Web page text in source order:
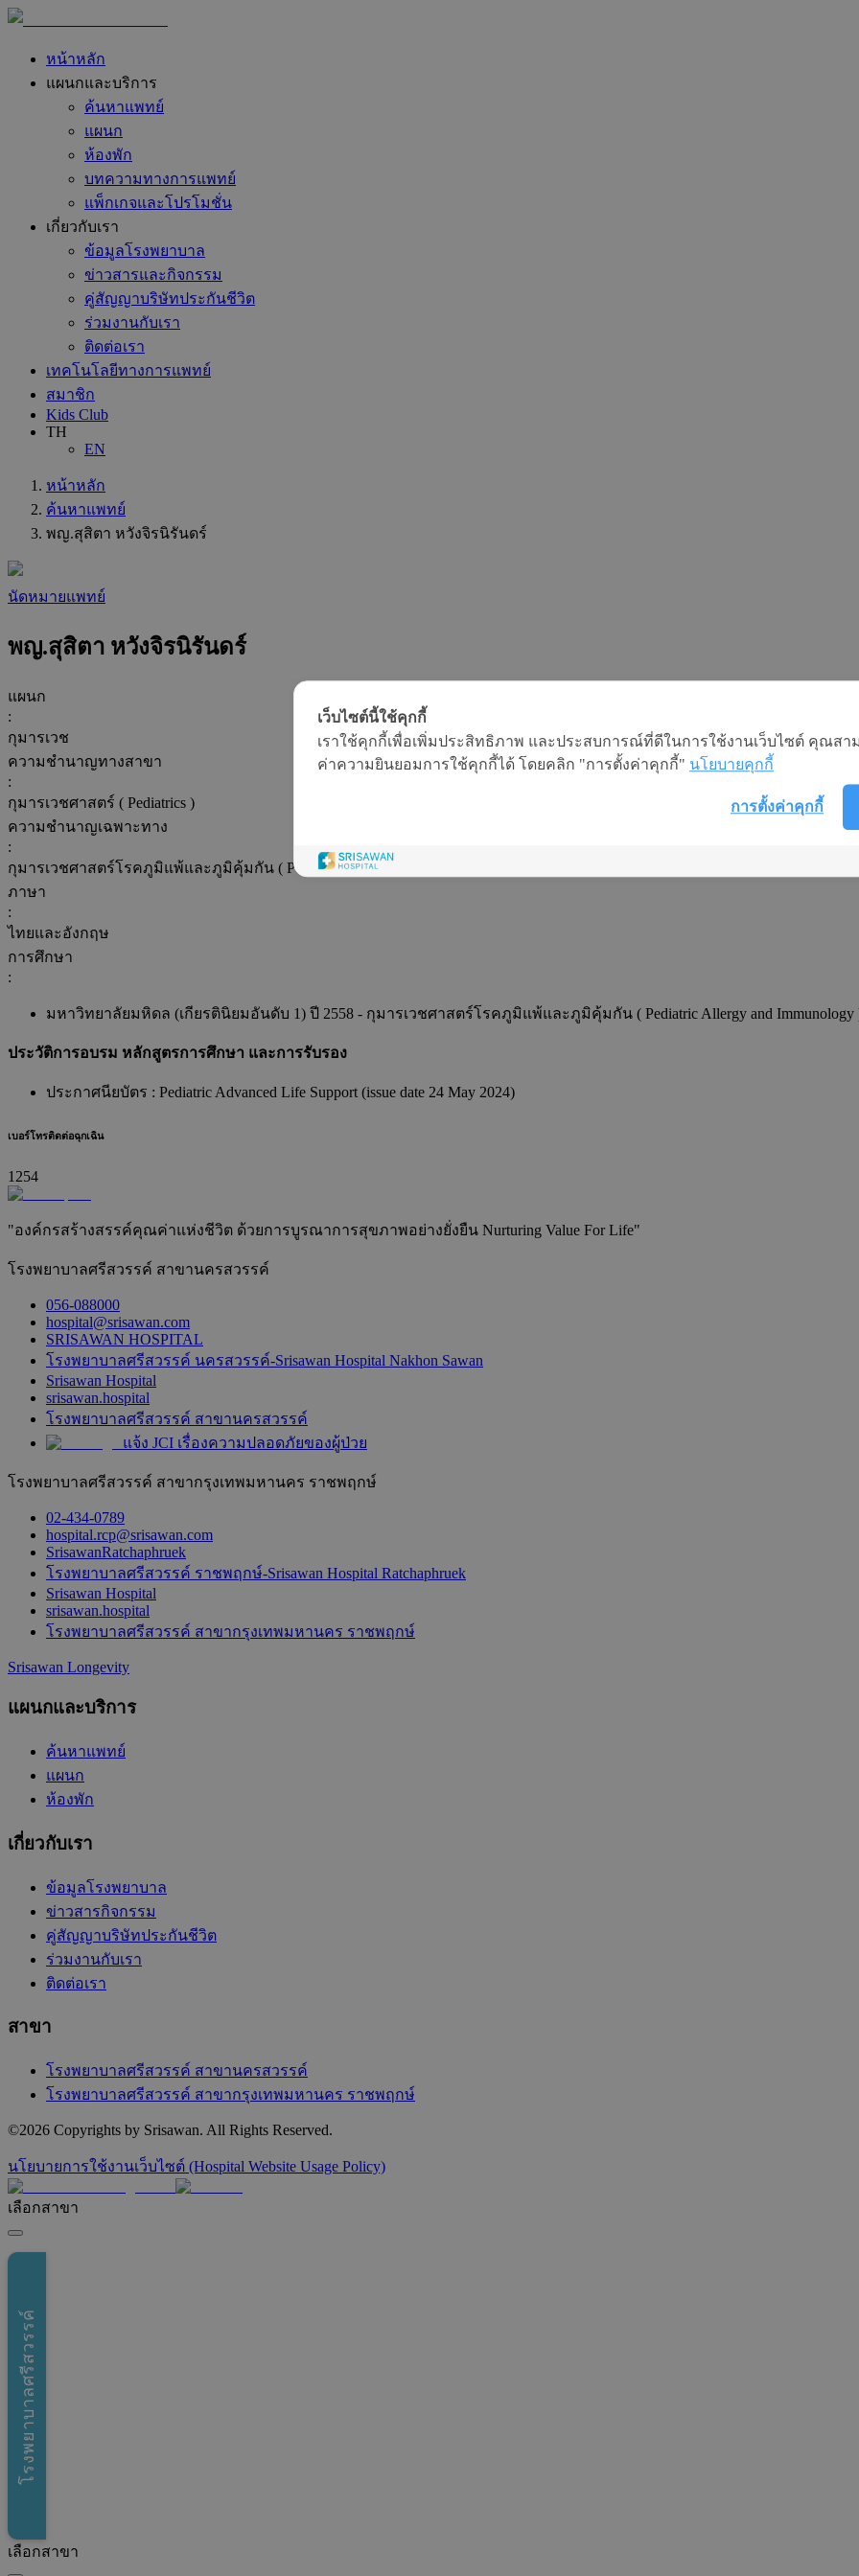
หน้าหลัก
แผนกและบริการ
ค้นหาแพทย์
แผนก
ห้องพัก
บทความทางการแพทย์
แพ็กเกจและโปรโมชั่น
เกี่ยวกับเรา
ข้อมูลโรงพยาบาล
ข่าวสารและกิจกรรม
คู่สัญญาบริษัทประกันชีวิต
ร่วมงานกับเรา
ติดต่อเรา
เทคโนโลยีทางการแพทย์
สมาชิก
Kids Club
TH
EN
หน้าหลัก
ค้นหาแพทย์
พญ.สุสิตา หวังจิรนิรันดร์
นัดหมายแพทย์
พญ.สุสิตา หวังจิรนิรันดร์
แผนก
:
กุมารเวช
ความชำนาญทางสาขา
:
กุมารเวชศาสตร์ ( Pediatrics )
ความชำนาญเฉพาะทาง
:
กุมารเวชศาสตร์โรคภูมิแพ้และภูมิคุ้มกัน ( Pediatric Allergy and Immunology )
ภาษา
:
ไทยและอังกฤษ
การศึกษา
:
มหาวิทยาลัยมหิดล (เกียรตินิยมอันดับ 1) ปี 2558 - กุมารเวชศาสตร์โรคภูมิแพ้และภูมิคุ้มกัน ( Pediatric Allergy and Immunology
ประวัติการอบรม หลักสูตรการศึกษา และการรับรอง
ประกาศนียบัตร : Pediatric Advanced Life Support (issue date 24 May 2024)
เบอร์โทรติดต่อฉุกเฉิน
1254
"องค์กรสร้างสรรค์คุณค่าแห่งชีวิต ด้วยการบูรณาการสุขภาพอย่างยั่งยืน Nurturing Value For Life"
โรงพยาบาลศรีสวรรค์ สาขานครสวรรค์
056-088000
hospital@srisawan.com
SRISAWAN HOSPITAL
โรงพยาบาลศรีสวรรค์ นครสวรรค์-Srisawan Hospital Nakhon Sawan
Srisawan Hospital
srisawan.hospital
โรงพยาบาลศรีสวรรค์ สาขานครสวรรค์
แจ้ง JCI เรื่องความปลอดภัยของผู้ป่วย
โรงพยาบาลศรีสวรรค์ สาขากรุงเทพมหานคร ราชพฤกษ์
02-434-0789
hospital.rcp@srisawan.com
SrisawanRatchaphruek
โรงพยาบาลศรีสวรรค์ ราชพฤกษ์-Srisawan Hospital Ratchaphruek
Srisawan Hospital
srisawan.hospital
โรงพยาบาลศรีสวรรค์ สาขากรุงเทพมหานคร ราชพฤกษ์
Srisawan Longevity
แผนกและบริการ
ค้นหาแพทย์
แผนก
ห้องพัก
เกี่ยวกับเรา
ข้อมูลโรงพยาบาล
ข่าวสารกิจกรรม
คู่สัญญาบริษัทประกันชีวิต
ร่วมงานกับเรา
ติดต่อเรา
สาขา
โรงพยาบาลศรีสวรรค์ สาขานครสวรรค์
โรงพยาบาลศรีสวรรค์ สาขากรุงเทพมหานคร ราชพฤกษ์
©2026 Copyrights by Srisawan. All Rights Reserved.
นโยบายการใช้งานเว็บไซต์ (Hospital Website Usage Policy)
เลือกสาขา
โรงพยาบาลศรีสวรรค์
เลือกสาขา
เว็บไซต์นี้ใช้คุกกี้
เราใช้คุกกี้เพื่อเพิ่มประสิทธิภาพ และประสบการณ์ที่ดีในการใช้งานเว็บไซต์ คุณสา
ค่าความยินยอมการใช้คุกกี้ได้ โดยคลิก "การตั้งค่าคุกกี้" นโยบายคุกกี้
การตั้งค่าคุกกี้